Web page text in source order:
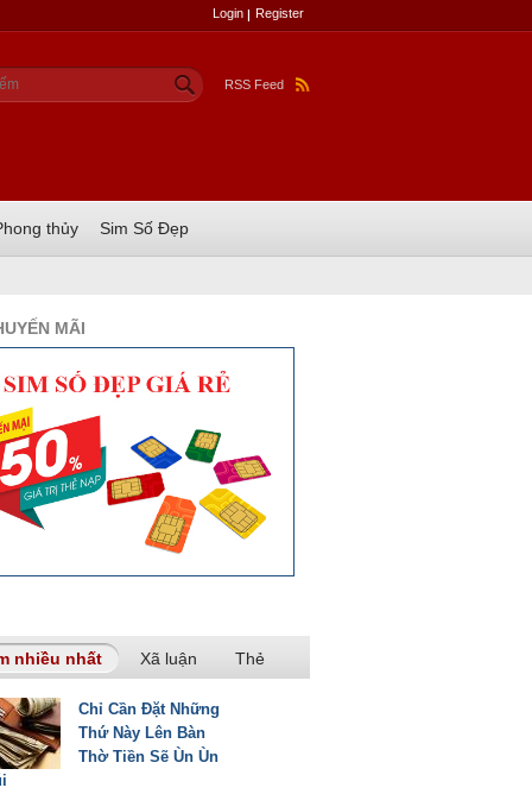
Login Register
RSS Feed
mẫu tìm kiếm
thủy Sim Số Đẹp
MÃI
nhiều nhất (tab hoạt động)
Xã luận Thẻ
Chỉ Cần Đặt Những
Thứ Này Lên Bàn
Thờ Tiền Sẽ Ùn Ùn